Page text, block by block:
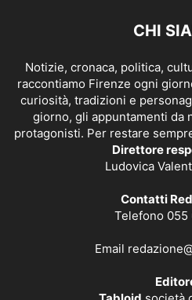
CHI
Notizie, cronaca, politica,
raccontiamo Firenze ogni
curiosità, tradizioni e
giorno, gli appuntamenti da
protagonisti. Per restare
Direttore
Ludovica
Contatti
Telefono 055
Email